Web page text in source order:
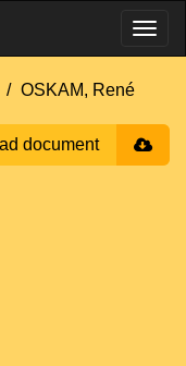
OSKAM, René
document